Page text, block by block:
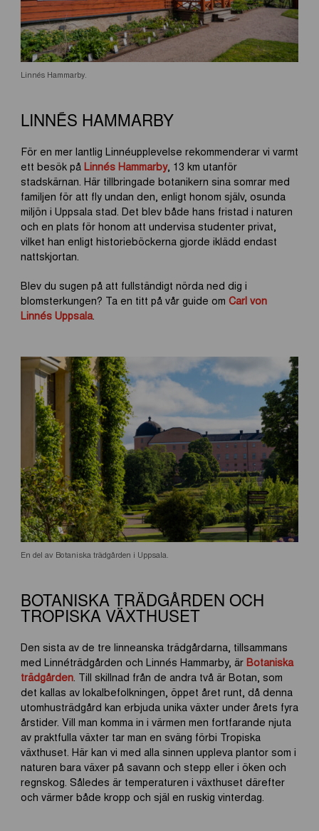
Linnés Hammarby.
LINNÉS HAMMARBY
För en mer lantlig Linnéupplevelse rekommenderar vi varmt
ett besök påLinnés Hammarby, 13 km utanför
stadskärnan. Här tillbringade botanikern sina somrar med
familjen för att fly undan den, enligt honom själv, osunda
miljön i Uppsala stad. Det blev både hans fristad i naturen
och en plats för honom att undervisa studenter privat,
vilket han enligt historieböckerna gjorde iklädd endast
nattskjortan.
Blev du sugen på att fullständigt nörda ned dig i
blomsterkungen? Ta en titt på vår guide om Carl von
Linnés Uppsala.
En del av Botaniska trädgården i Uppsala.
BOTANISKA TRÄDGÅRDEN OCH
TROPISKA VÄXTHUSET
Den sista av de tre linneanska trädgårdarna, tillsammans
med Linnéträdgården och Linnés Hammarby, ärBotaniska
trädgården. Till skillnad från de andra två är Botan, som
det kallas av lokalbefolkningen, öppet året runt, då denna
utomhusträdgård kan erbjuda unika växter under årets fyra
årstider. Vill man komma in i värmen men fortfarande njuta
av praktfulla växter tar man en sväng förbi Tropiska
växthuset. Här kan vi med alla sinnen uppleva plantor som i
naturen bara växer på savann och stepp eller i öken och
regnskog. Således är temperaturen i växthuset därefter
och värmer både kropp och själ en ruskig vinterdag.